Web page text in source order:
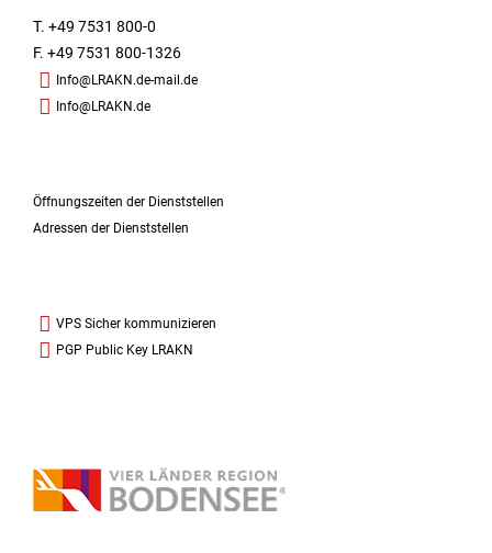
T. +49 7531 800-0
F. +49 7531 800-1326
Info@LRAKN.de-mail.de
Info@LRAKN.de
Öffnungszeiten der Dienststellen
Adressen der Dienststellen
VPS Sicher kommunizieren
PGP Public Key LRAKN